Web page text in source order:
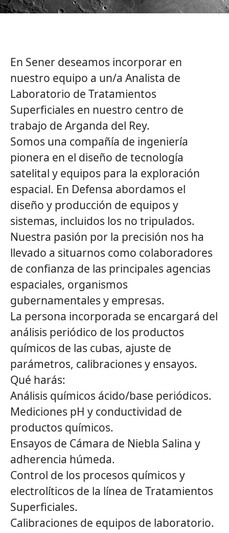
En Sener deseamos incorporar en
nuestro equipo a un/a Analista de
Laboratorio de Tratamientos
Superficiales en nuestro centro de
trabajo de Arganda del Rey.
Somos una compañía de ingeniería
pionera en el diseño de tecnología
satelital y equipos para la exploración
espacial. En Defensa abordamos el
diseño y producción de equipos y
sistemas, incluidos los no tripulados.
Nuestra pasión por la precisión nos ha
llevado a situarnos como colaboradores
de confianza de las principales agencias
espaciales, organismos
gubernamentales y empresas.
La persona incorporada se encargará del
análisis periódico de los productos
químicos de las cubas, ajuste de
parámetros, calibraciones y ensayos.
Qué harás:
Análisis químicos ácido/base periódicos.
Mediciones pH y conductividad de
productos químicos.
Ensayos de Cámara de Niebla Salina y
adherencia húmeda.
Control de los procesos químicos y
electrolíticos de la línea de Tratamientos
Superficiales.
Calibraciones de equipos de laboratorio.